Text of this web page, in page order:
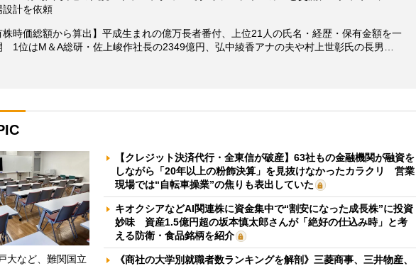
設計を依頼
株時価総額から算出】平成生まれの億万長者番付、上位21人の氏名・経歴・保有金額を一
1位はM＆A総研・佐上峻作社長の2349億円、弘中綾香アナの夫や村上世彰氏の長男…
大など、難関国立
【クレジット決済代行・全東信が破産】63社もの金融機関が融資を
しながら「20年以上の粉飾決算」を見抜けなかったカラクリ 営業
現場では“自転車操業”の焦りも表出していた
キオクシアなどAI関連株に資金集中で“割安になった成長株”に投資
妙味 資産1.5億円超の坂本慎太郎さんが「絶好の仕込み時」と考
える防衛・食品銘柄を紹介
《商社の大学別就職者数ランキングを解剖》三菱商事、三井物産、